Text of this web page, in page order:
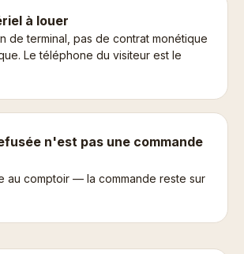
à louer
de terminal, pas de contrat monétique
Le téléphone du visiteur est le
n'est pas une commande
au comptoir — la commande reste sur